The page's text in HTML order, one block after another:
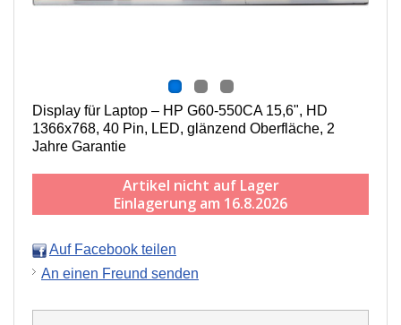
Display für Laptop – HP G60-550CA 15,6", HD
1366x768, 40 Pin, LED, g länzend Oberfläche, 2
Jahre Garantie
Artikel nicht auf Lager
Einlagerung am 16.8.2026
Auf Facebook teilen
An einen Freund senden